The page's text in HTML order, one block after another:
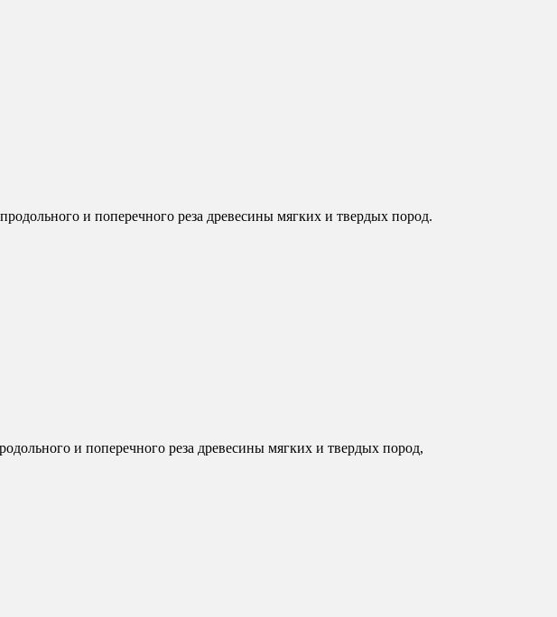
и поперечного реза древесины мягких и твердых пород.
и поперечного реза древесины мягких и твердых пород,